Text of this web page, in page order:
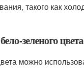
такого как
зеленого цвета
можно